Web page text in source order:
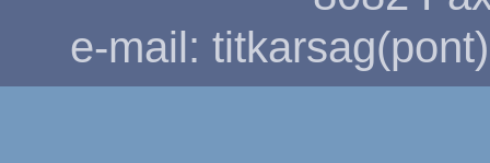
e-mail: